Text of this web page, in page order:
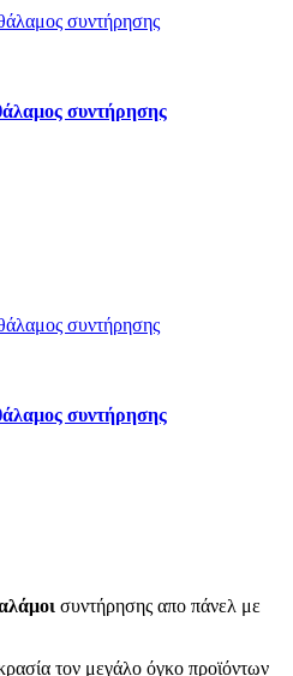
συντήρησης
συντήρησης
συντήρησης απο πάνελ με
τον μεγάλο όγκο προϊόντων